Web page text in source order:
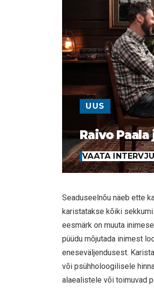
UUS
Raivo
VAATA
Seaduseelnõu näeb ette
karistatakse kõiki
eesmärk on muuta
püüdu mõjutada inimest
eneseväljendusest.
või psühholoogilisele
alaealistele või toimuvad